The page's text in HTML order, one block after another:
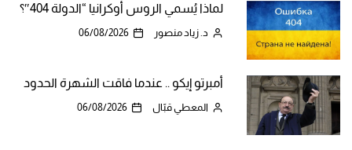
لماذا يُسمي الروس أوكرانيا “الدولة 404″؟
د. زياد منصور 06/08/2026
أمبرتو إيكو .. عندما فاقت الشهرة الحدود
المعطي قبّال 06/08/2026